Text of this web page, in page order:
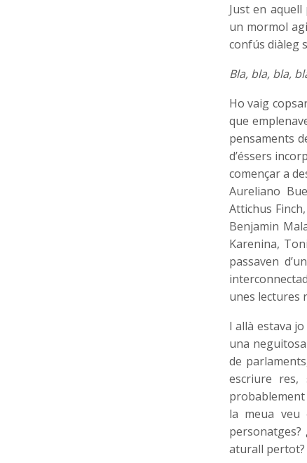
Just en
un mormol
confús diàleg
Bla, bla, bla,
Ho vaig
que
pensaments
d’éssers
començar a
Aureliano
Attichus
Benjamin
Karenina,
passaven
unes lectures
I allà estava
una
de
escriure
la meua veu
personatges?
aturall pertot?